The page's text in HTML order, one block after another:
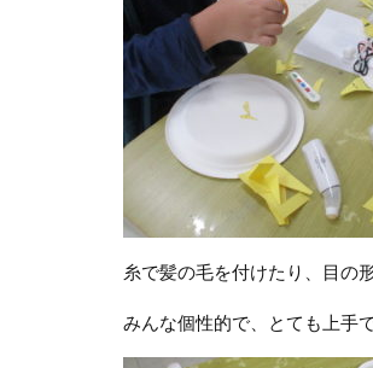
糸で髪の毛を付けたり、目の
みんな個性的で、とても上手